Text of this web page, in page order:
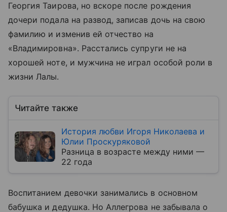
Георгия Таирова, но вскоре после рождения
дочери подала на развод, записав дочь на свою
фамилию и изменив ей отчество на
«Владимировна». Расстались супруги не на
хорошей ноте, и мужчина не играл особой роли в
жизни Лалы.
Читайте также
История любви Игоря Николаева и
Юлии Проскуряковой
Разница в возрасте между ними —
22 года
Воспитанием девочки занимались в основном
бабушка и дедушка. Но Аллегрова не забывала о